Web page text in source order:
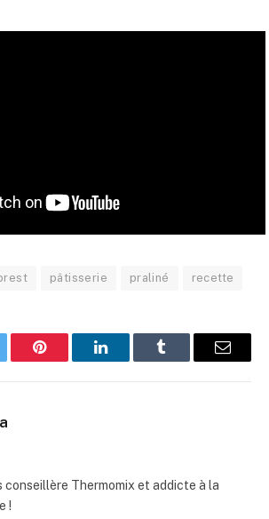
pâtisserie praliné recette
Pinterest LinkedInTumblr
E-
conseillère Thermomix et addicte à la
!